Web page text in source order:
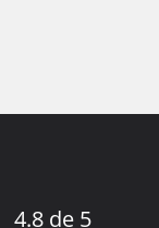
4.8 de 5